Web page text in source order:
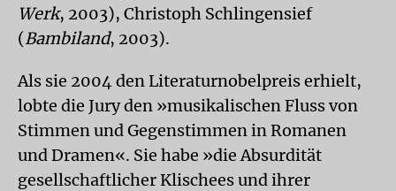
Werk, 2003), Christoph Schlingensief
(Bambiland, 2003).
Als sie 2004 den Literaturnobelpreis erhielt,
lobte die Jury den »musikalischen Fluss von
Stimmen und Gegenstimmen in Romanen
und Dramen«. Sie habe »die Absurdität
gesellschaftlicher Klischees und ihrer